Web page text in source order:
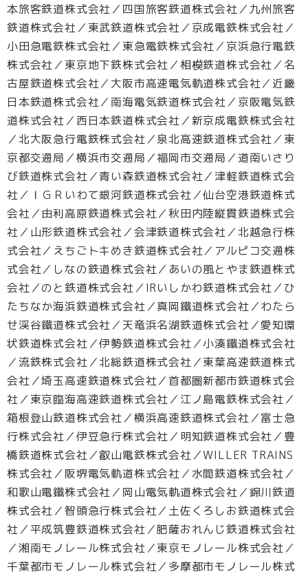
本旅客鉄道株式会社／四国旅客鉄道株式会社／九州旅客
鉄道株式会社／東武鉄道株式会社／京成電鉄株式会社／
小田急電鉄株式会社／東急電鉄株式会社／京浜急行電鉄
株式会社／東京地下鉄株式会社／相模鉄道株式会社／名
古屋鉄道株式会社／大阪市高速電気軌道株式会社／近畿
日本鉄道株式会社／南海電気鉄道株式会社／京阪電気鉄
道株式会社／西日本鉄道株式会社／新京成電鉄株式会社
／北大阪急行電鉄株式会社／泉北高速鉄道株式会社／東
京都交通局／横浜市交通局／福岡市交通局／道南いさり
び鉄道株式会社／青い森鉄道株式会社／津軽鉄道株式会
社／ＩＧＲいわて銀河鉄道株式会社／仙台空港鉄道株式
会社／由利高原鉄道株式会社／秋田内陸縦貫鉄道株式会
社／山形鉄道株式会社／会津鉄道株式会社／北越急行株
式会社／えちごトキめき鉄道株式会社／アルピコ交通株
式会社／しなの鉄道株式会社／あいの風とやま鉄道株式
会社／のと鉄道株式会社／IRいしかわ鉄道株式会社／ひ
たちなか海浜鉄道株式会社／真岡鐵道株式会社／わたら
せ渓谷鐵道株式会社／天竜浜名湖鉄道株式会社／愛知環
状鉄道株式会社／伊勢鉄道株式会社／小湊鐵道株式会社
／流鉄株式会社／北総鉄道株式会社／東葉高速鉄道株式
会社／埼玉高速鉄道株式会社／首都圏新都市鉄道株式会
社／東京臨海高速鉄道株式会社／江ノ島電鉄株式会社／
箱根登山鉄道株式会社／横浜高速鉄道株式会社／富士急
行株式会社／伊豆急行株式会社／明知鉄道株式会社／豊
橋鉄道株式会社／叡山電鉄株式会社／WILLER TRAINS
株式会社／阪堺電気軌道株式会社／水間鉄道株式会社／
和歌山電鐵株式会社／岡山電気軌道株式会社／錦川鉄道
株式会社／智頭急行株式会社／土佐くろしお鉄道株式会
社／平成筑豊鉄道株式会社／肥薩おれんじ鉄道株式会社
／湘南モノレール株式会社／東京モノレール株式会社／
千葉都市モノレール株式会社／多摩都市モノレール株式